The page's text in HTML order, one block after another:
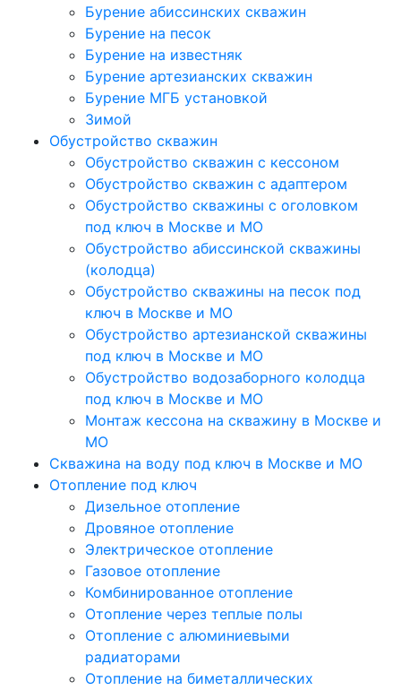
Бурение абиссинских скважин
Бурение на песок
Бурение на известняк
Бурение артезианских скважин
Бурение МГБ установкой
Зимой
Обустройство скважин
Обустройство скважин с кессоном
Обустройство скважин с адаптером
Обустройство скважины с оголовком
под ключ в Москве и МО
Обустройство абиссинской скважины
(колодца)
Обустройство скважины на песок под
ключ в Москве и МО
Обустройство артезианской скважины
под ключ в Москве и МО
Обустройство водозаборного колодца
под ключ в Москве и МО
Монтаж кессона на скважину в Москве и
МО
Скважина на воду под ключ в Москве и МО
Отопление под ключ
Дизельное отопление
Дровяное отопление
Электрическое отопление
Газовое отопление
Комбинированное отопление
Отопление через теплые полы
Отопление с алюминиевыми
радиаторами
Отопление на биметаллических